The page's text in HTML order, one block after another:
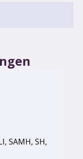
, SAMH, SH,